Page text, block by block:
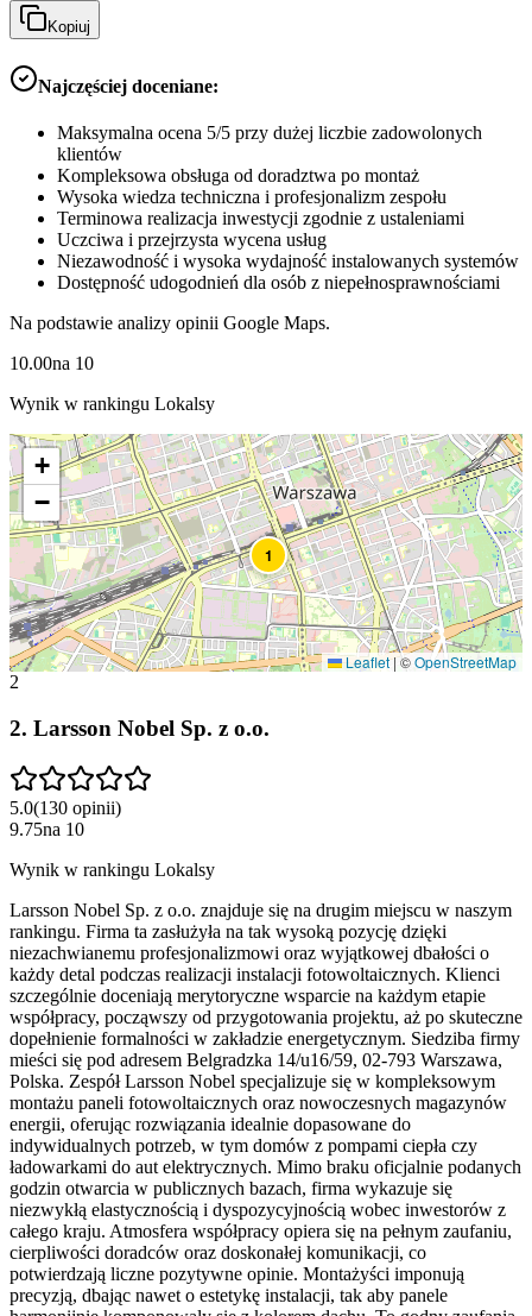
Kopiuj
Najczęściej doceniane:
Maksymalna ocena 5/5 przy dużej liczbie zadowolonych
klientów
Kompleksowa obsługa od doradztwa po montaż
Wysoka wiedza techniczna i profesjonalizm zespołu
Terminowa realizacja inwestycji zgodnie z ustaleniami
Uczciwa i przejrzysta wycena usług
Niezawodność i wysoka wydajność instalowanych systemów
Dostępność udogodnień dla osób z niepełnosprawnościami
Na podstawie analizy opinii Google Maps.
10.00na 10
Wynik w rankingu Lokalsy
1
+
−
Leaflet|©OpenStreetMap
2
2. Larsson Nobel Sp. z o.o.
5.0(130 opinii)
9.75na 10
Wynik w rankingu Lokalsy
Larsson Nobel Sp. z o.o. znajduje się na drugim miejscu w naszym
rankingu. Firma ta zasłużyła na tak wysoką pozycję dzięki
niezachwianemu profesjonalizmowi oraz wyjątkowej dbałości o
każdy detal podczas realizacji instalacji fotowoltaicznych. Klienci
szczególnie doceniają merytoryczne wsparcie na każdym etapie
współpracy, począwszy od przygotowania projektu, aż po skuteczne
dopełnienie formalności w zakładzie energetycznym. Siedziba firmy
mieści się pod adresem Belgradzka 14/u16/59, 02-793 Warszawa,
Polska. Zespół Larsson Nobel specjalizuje się w kompleksowym
montażu paneli fotowoltaicznych oraz nowoczesnych magazynów
energii, oferując rozwiązania idealnie dopasowane do
indywidualnych potrzeb, w tym domów z pompami ciepła czy
ładowarkami do aut elektrycznych. Mimo braku oficjalnie podanych
godzin otwarcia w publicznych bazach, firma wykazuje się
niezwykłą elastycznością i dyspozycyjnością wobec inwestorów z
całego kraju. Atmosfera współpracy opiera się na pełnym zaufaniu,
cierpliwości doradców oraz doskonałej komunikacji, co
potwierdzają liczne pozytywne opinie. Montażyści imponują
precyzją, dbając nawet o estetykę instalacji, tak aby panele